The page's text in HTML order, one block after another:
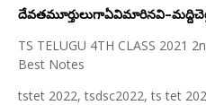
TS TELUGU 4TH CLASS
Best Notes
tstet 2022, tsdsc2022, ts tet